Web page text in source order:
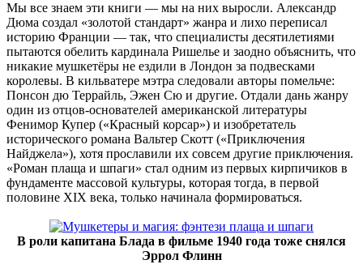
Мы все знаем эти книги — мы на них выросли. Александр
Дюма создал «золотой стандарт» жанра и лихо переписал
историю Франции — так, что специалисты десятилетиями
пытаются обелить кардинала Ришелье и заодно объяснить, что
никакие мушкетёры не ездили в Лондон за подвесками
королевы. В кильватере мэтра следовали авторы помельче:
Понсон дю Террайль, Эжен Сю и другие. Отдали дань жанру
один из отцов-основателей американской литературы
Фенимор Купер («Красный корсар») и изобретатель
исторического романа Вальтер Скотт («Приключения
Найджела»), хотя прославили их совсем другие приключения.
«Роман плаща и шпаги» стал одним из первых кирпичиков в
фундаменте массовой культуры, которая тогда, в первой
половине XIX века, только начинала формироваться.
В роли капитана Блада в фильме 1940 года тоже снялся
Эррол Флинн